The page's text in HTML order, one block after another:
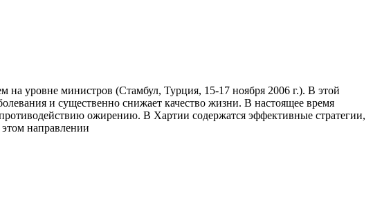
уровне министров (Стамбул, Турция, 15-17 ноября 2006 г.). В этой
и существенно снижает качество жизни. В настоящее время
ожирению. В Хартии содержатся эффективные стратегии,
направлении